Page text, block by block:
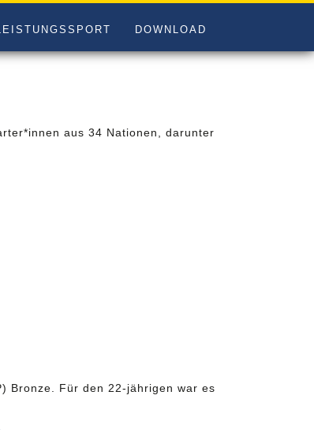
DOWNLOAD
aus 34 Nationen, darunter
Bronze. Für den 22-jährigen war es